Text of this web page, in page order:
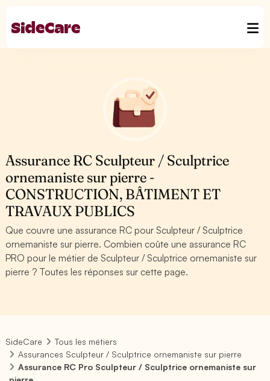
Assurance RC Sculpteur / Sculptrice
ornemaniste sur pierre -
CONSTRUCTION, BÂTIMENT ET
TRAVAUX PUBLICS
Que couvre une assurance RC pour Sculpteur / Sculptrice
ornemaniste sur pierre. Combien coûte une assurance RC
PRO pour le métier de Sculpteur / Sculptrice ornemaniste sur
pierre ? Toutes les réponses sur cette page.
SideCare
Tous les métiers
Assurances Sculpteur / Sculptrice ornemaniste sur pierre
Assurance RC Pro Sculpteur / Sculptrice ornemaniste sur